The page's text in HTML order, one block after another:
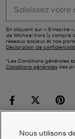
En cliquant sur « S’inscrire
de Michael Kors (y compris
réseaux sociaux et nos
Déclaration de
*Les Conditions générales
Conditions générales des
SERVICE À LA
Nous utilisons